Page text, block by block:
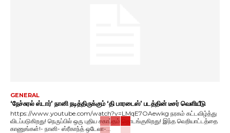
GENERAL
‘நேச்சுரல் ஸ்டார்’ நானி நடித்திருக்கும் ‘தி பாரடைஸ்’ படத்தின் டீசர் வெளியீடு
https://www.youtube.com/watch?v=LMqE7OAewkg நரகம் கட்டவிழ்த்து
விடப்படுகிறது! நெருப்பில் ஒரு புதிய சகாப்தம் தொடங்குகிறது! இந்த வெறியாட்டத்தை
காணுங்கள்!- நானி- ஸ்ரீகாந்த் ஒடேலா-...